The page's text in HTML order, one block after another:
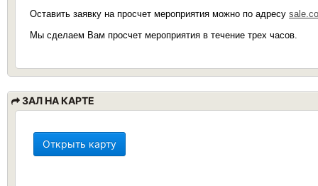
Оставить заявку на просчет мероприятия можно по адресу
Мы сделаем Вам просчет мероприятия в течение трех часов.
ЗАЛ НА КАРТЕ
Открыть карту